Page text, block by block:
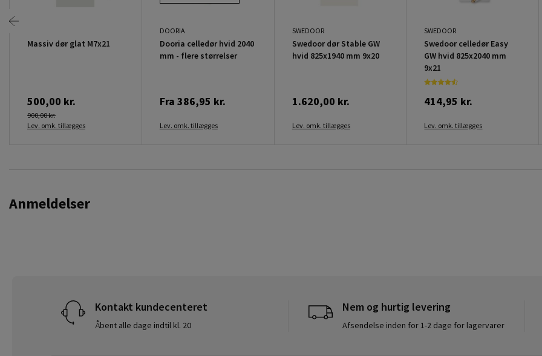
Massiv dør glat M7x21
500,00 kr.
900,00 kr.
Lev. omk. tillægges
DOORIA
Dooria celledør hvid 2040
mm - flere størrelser
Fra 386,95 kr.
Lev. omk. tillægges
SWEDOOR
Swedoor dør Stable GW
hvid 825x1940 mm 9x20
1.620,00 kr.
Lev. omk. tillægges
SWEDOOR
Swedoor celledør Easy
GW hvid 825x2040 mm
9x21
414,95 kr.
Lev. omk. tillægges
Anmeldelser
Kontakt kundecenteret
Åbent alle dage indtil kl. 20
Nem og hurtig levering
Afsendelse inden for 1-2 dage for lagervarer